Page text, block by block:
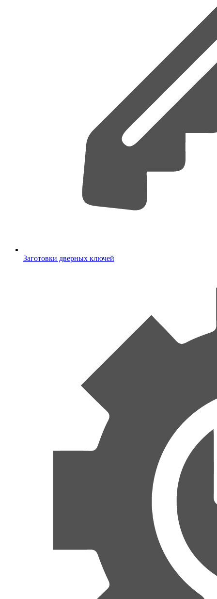
Заготовки дверных ключей